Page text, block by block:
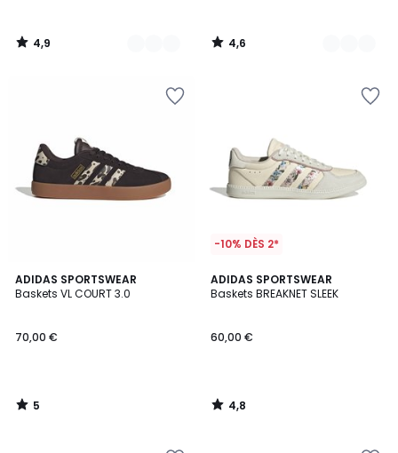
4,9
/
4,6
/
ADIDAS SPORTSWEAR
Baskets VL COURT 3.0
70,00 €
5
/
5
/
-10% DÈS 2*
ADIDAS SPORTSWEAR
Baskets BREAKNET SLEEK
60,00 €
4,8
/ 5
4,8
/